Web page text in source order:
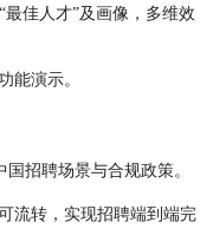
佳人才”及画像，多维效
能演示。
招聘场景与合规政策。
流转，实现招聘端到端完